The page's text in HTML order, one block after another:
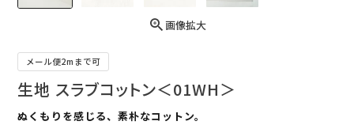
画像拡大
メール便2mまで可
生地 スラブコットン＜01WH＞
ぬくもりを感じる、素朴なコットン。